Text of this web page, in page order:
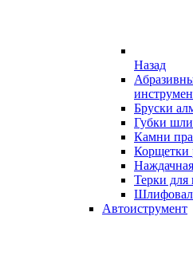
Назад
Бруски
Губки
Камни
Корщетки
Терки
Автоиструмент